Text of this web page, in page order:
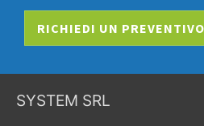
RICHIEDI UN PREVENTIVO
SYSTEM SRL